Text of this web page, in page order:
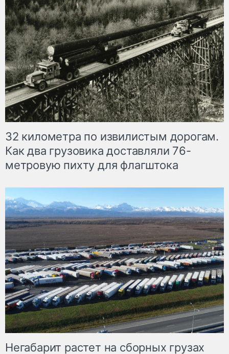
32 километра по извилистым дорогам.
Как два грузовика доставляли 76-
метровую пихту для флагштока
Негабарит растет на сборных грузах